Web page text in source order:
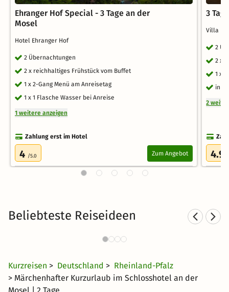
Ehranger Hof Special - 3 Tage an der
Mosel
Hotel Ehranger Hof
2 Übernachtungen
2 x reichhaltiges Frühstück vom Buffet
1 x 2-Gang Menü am Anreisetag
1 x 1 Flasche Wasser bei Anreise
1 weitere anzeigen
Zahlung erst im Hotel
4 /5.0 Zum Angebot
3
Villa
2
2 x
1 x
inkl.
2
4.9
Beliebteste Reiseideen
Sporthotels in Rheinland-Pfalz
903 Angebote
Kurzreisen > Deutschland > Rheinland-Pfalz
> Märchenhafter Kurzurlaub im Schlosshotel an der
Mosel | 2 Tage